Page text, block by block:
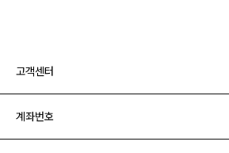
고객센터
계좌번호